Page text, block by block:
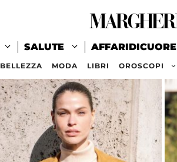
SALUTE AFFARIDICUORE
BELLEZZA MODA LIBRI OROSCOPI